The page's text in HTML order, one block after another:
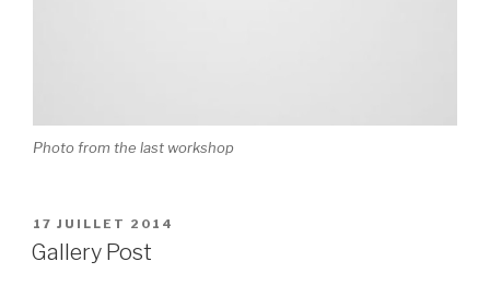
Photo from the last workshop
PUBLIÉ
LE
17 JUILLET 2014
Gallery Post